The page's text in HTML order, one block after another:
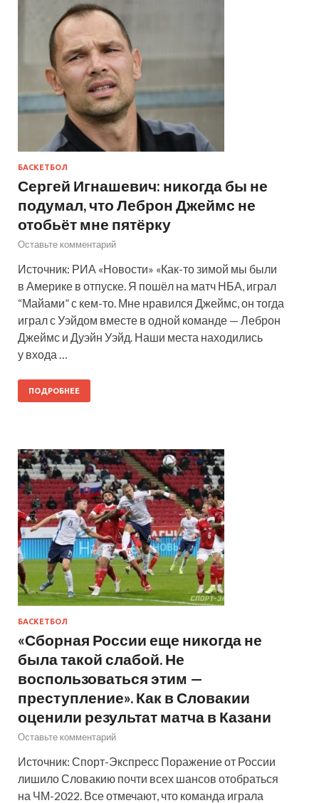
БАСКЕТБОЛ
Сергей Игнашевич: никогда бы не
подумал, что Леброн Джеймс не
отобьёт мне пятёрку
Оставьте комментарий
Источник: РИА «Новости» «Как-то зимой мы были
в Америке в отпуске. Я пошёл на матч НБА, играл
“Майами” с кем-то. Мне нравился Джеймс, он тогда
играл с Уэйдом вместе в одной команде — Леброн
Джеймс и Дуэйн Уэйд. Наши места находились
у входа …
ПОДРОБНЕЕ
БАСКЕТБОЛ
«Сборная России еще никогда не
была такой слабой. Не
воспользоваться этим —
преступление». Как в Словакии
оценили результат матча в Казани
Оставьте комментарий
Источник: Спорт-Экспресс Поражение от России
лишило Словакию почти всех шансов отобраться
на ЧМ-2022. Все отмечают, что команда играла